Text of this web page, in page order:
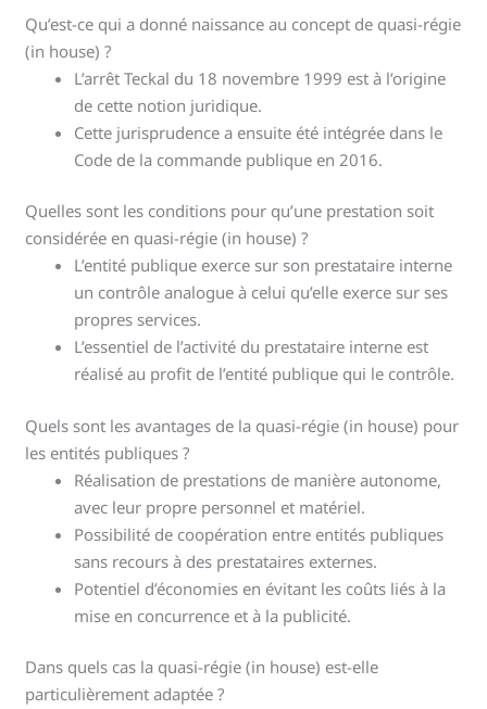
Qu’est-ce qui a donné naissance au concept de quasi-régie
(in house) ?
L’arrêt Teckal du 18 novembre 1999 est à l’origine
de cette notion juridique.
Cette jurisprudence a ensuite été intégrée dans le
Code de la commande publique en 2016.
Quelles sont les conditions pour qu’une prestation soit
considérée en quasi-régie (in house) ?
L’entité publique exerce sur son prestataire interne
un contrôle analogue à celui qu’elle exerce sur ses
propres services.
L’essentiel de l’activité du prestataire interne est
réalisé au profit de l’entité publique qui le contrôle.
Quels sont les avantages de la quasi-régie (in house) pour
les entités publiques ?
Réalisation de prestations de manière autonome,
avec leur propre personnel et matériel.
Possibilité de coopération entre entités publiques
sans recours à des prestataires externes.
Potentiel d’économies en évitant les coûts liés à la
mise en concurrence et à la publicité.
Dans quels cas la quasi-régie (in house) est-elle
particulièrement adaptée ?